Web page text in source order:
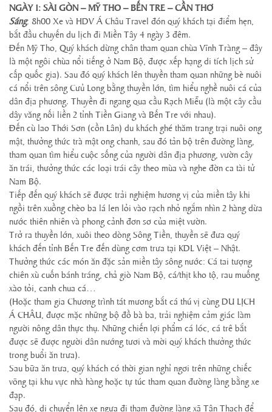
NGÀY 1: SÀI GÒN – MỸ THO – BẾN TRE – CẦN THƠ
Sáng: 8h00 Xe và HDV Á Châu Travel đón quý khách tại điểm hẹn,
bắt đầu chuyến du lịch đi Miền Tây 4 ngày 3 đêm.
Đến Mỹ Tho, Quý khách dừng chân tham quan chùa Vĩnh Tràng – đây
là một ngôi chùa nổi tiếng ở Nam Bộ, được xếp hạng di tích lịch sử
cấp quốc gia). Sau đó quý khách lên thuyền tham quan những bè nuôi
cá nổi trên sông Cưủ Long bằng thuyền lớn, tìm hiểu nghề nuôi cá của
dân địa phương. Thuyền đi ngang qua cầu Rạch Miễu (là một cây cầu
dây văng nối liền 2 tỉnh Tiền Giang và Bến Tre với nhau).
Đến cù lao Thới Sơn (cồn Lân) du khách ghé thăm trang trại nuôi ong
mật, thưởng thức trà mật ong chanh, sau đó tản bộ trên đường làng,
tham quan tìm hiểu cuộc sống của người dân địa phương, vườn cây
ăn trái, thưởng thức các loại trái cây theo mùa và nghe đờn ca tài tử
Nam Bộ.
Tiếp đến quý khách sẽ được trải nghiệm hương vị của miền tây khi
ngồi trên xuồng chèo ba lá len lỏi vào rạch nhỏ ngắm nhìn 2 hàng dừa
nước thiên nhiên và phong cảnh đơn sơ của miệt vườn.
Trở ra thuyền lớn, xuôi theo dòng Sông Tiền, thuyền sẽ đưa quý
khách đến tỉnh Bến Tre đến dùng cơm trưa tại KDL Việt – Nhật.
Thưởng thức các món ăn đặc sản miền tây sông nước: Cá tai tượng
chiên xù cuốn bánh tráng, chả giò Nam Bộ, cá/thịt kho tộ, rau muống
xào tỏi, canh chua cá…
(Hoặc tham gia Chương trình tát mương bắt cá thú vị cùng DU LỊCH
Á CHÂU, được mặc những bộ đồ bà ba, trải nghiệm cảm giác làm
người nông dân thực thụ. Những chiến lợi phẩm cá lóc, cá trê bắt
được sẽ được người dân nướng tươi và mời quý khách thưởng thức
trong buổi ăn trưa).
Sau bữa ăn trưa, quý khách có thời gian nghỉ ngơi trên những chiếc
võng tại khu vực nhà hàng hoặc tự túc tham quan đường làng bằng xe
đạp.
Sau đó, di chuyển lên xe ngựa đi tham đường làng xã Tân Thạch để